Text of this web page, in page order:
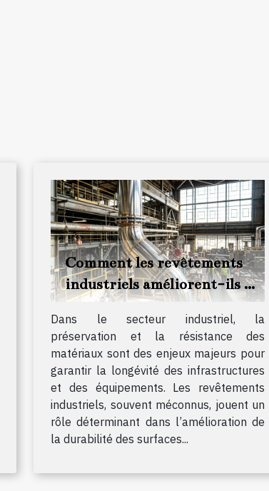
Comment les revêtements
industriels améliorent-ils la
durabilité des matériaux ?
Dans le secteur industriel, la
préservation et la résistance des
matériaux sont des enjeux majeurs pour
garantir la longévité des infrastructures
et des équipements. Les revêtements
industriels, souvent méconnus, jouent un
rôle déterminant dans l’amélioration de
la durabilité des surfaces...